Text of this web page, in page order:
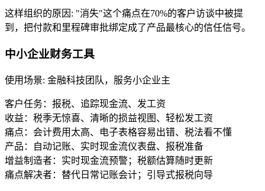
这样组织的原因 : "消失"这个痛点在70%的客户访谈中被提
到，把付款和里程碑审批绑定成了产品最核心的信任信号。
中小企业财务工具
使用场景: 金融科技团队，服务小企业主
客户任务：报税、追踪现金流、发工资
收益：税季无惊喜、清晰的损益视图、轻松发工资
痛点：会计费用太高、电子表格容易出错、税法看不懂
产品：自动记账、实时现金流仪表盘、报税准备
增益制造者：实时现金流预警；税额估算随时更新
痛点解决者：替代日常记账会计；引导式报税向导